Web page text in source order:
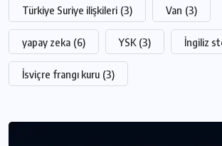
Türkiye Suriye ilişkileri (3) Van (3)
yapay zeka (6) YSK (3) İngiliz
İsviçre frangı kuru (3)